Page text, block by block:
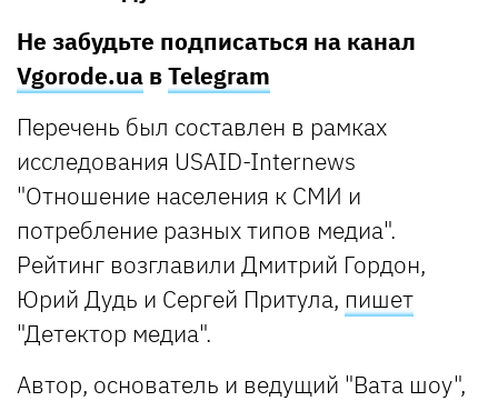
Не забудьте подписаться на канал
Vgorode.ua вTelegram
Перечень был составлен в рамках
исследования USAID-Internews
"Отношение населения к СМИ и
потребление разных типов медиа".
Рейтинг возглавили Дмитрий Гордон,
Юрий Дудь и Сергей Притула, пишет
"Детектор медиа".
Автор, основатель и ведущий "Вата шоу",